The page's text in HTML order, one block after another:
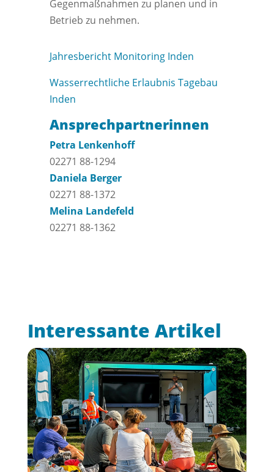
Gegenmaßnahmen zu planen und in
Betrieb zu nehmen.
Jahresbericht Monitoring Inden
Wasserrechtliche Erlaubnis Tagebau
Inden
Ansprechpartnerinnen
Petra Lenkenhoff
02271 88-1294
Daniela Berger
02271 88-1372
Melina Landefeld
02271 88-1362
Interessante Artikel